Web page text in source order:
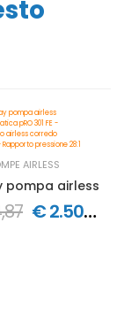
elettrica a
AIRLESS
pompa airless
€ 2.501,15